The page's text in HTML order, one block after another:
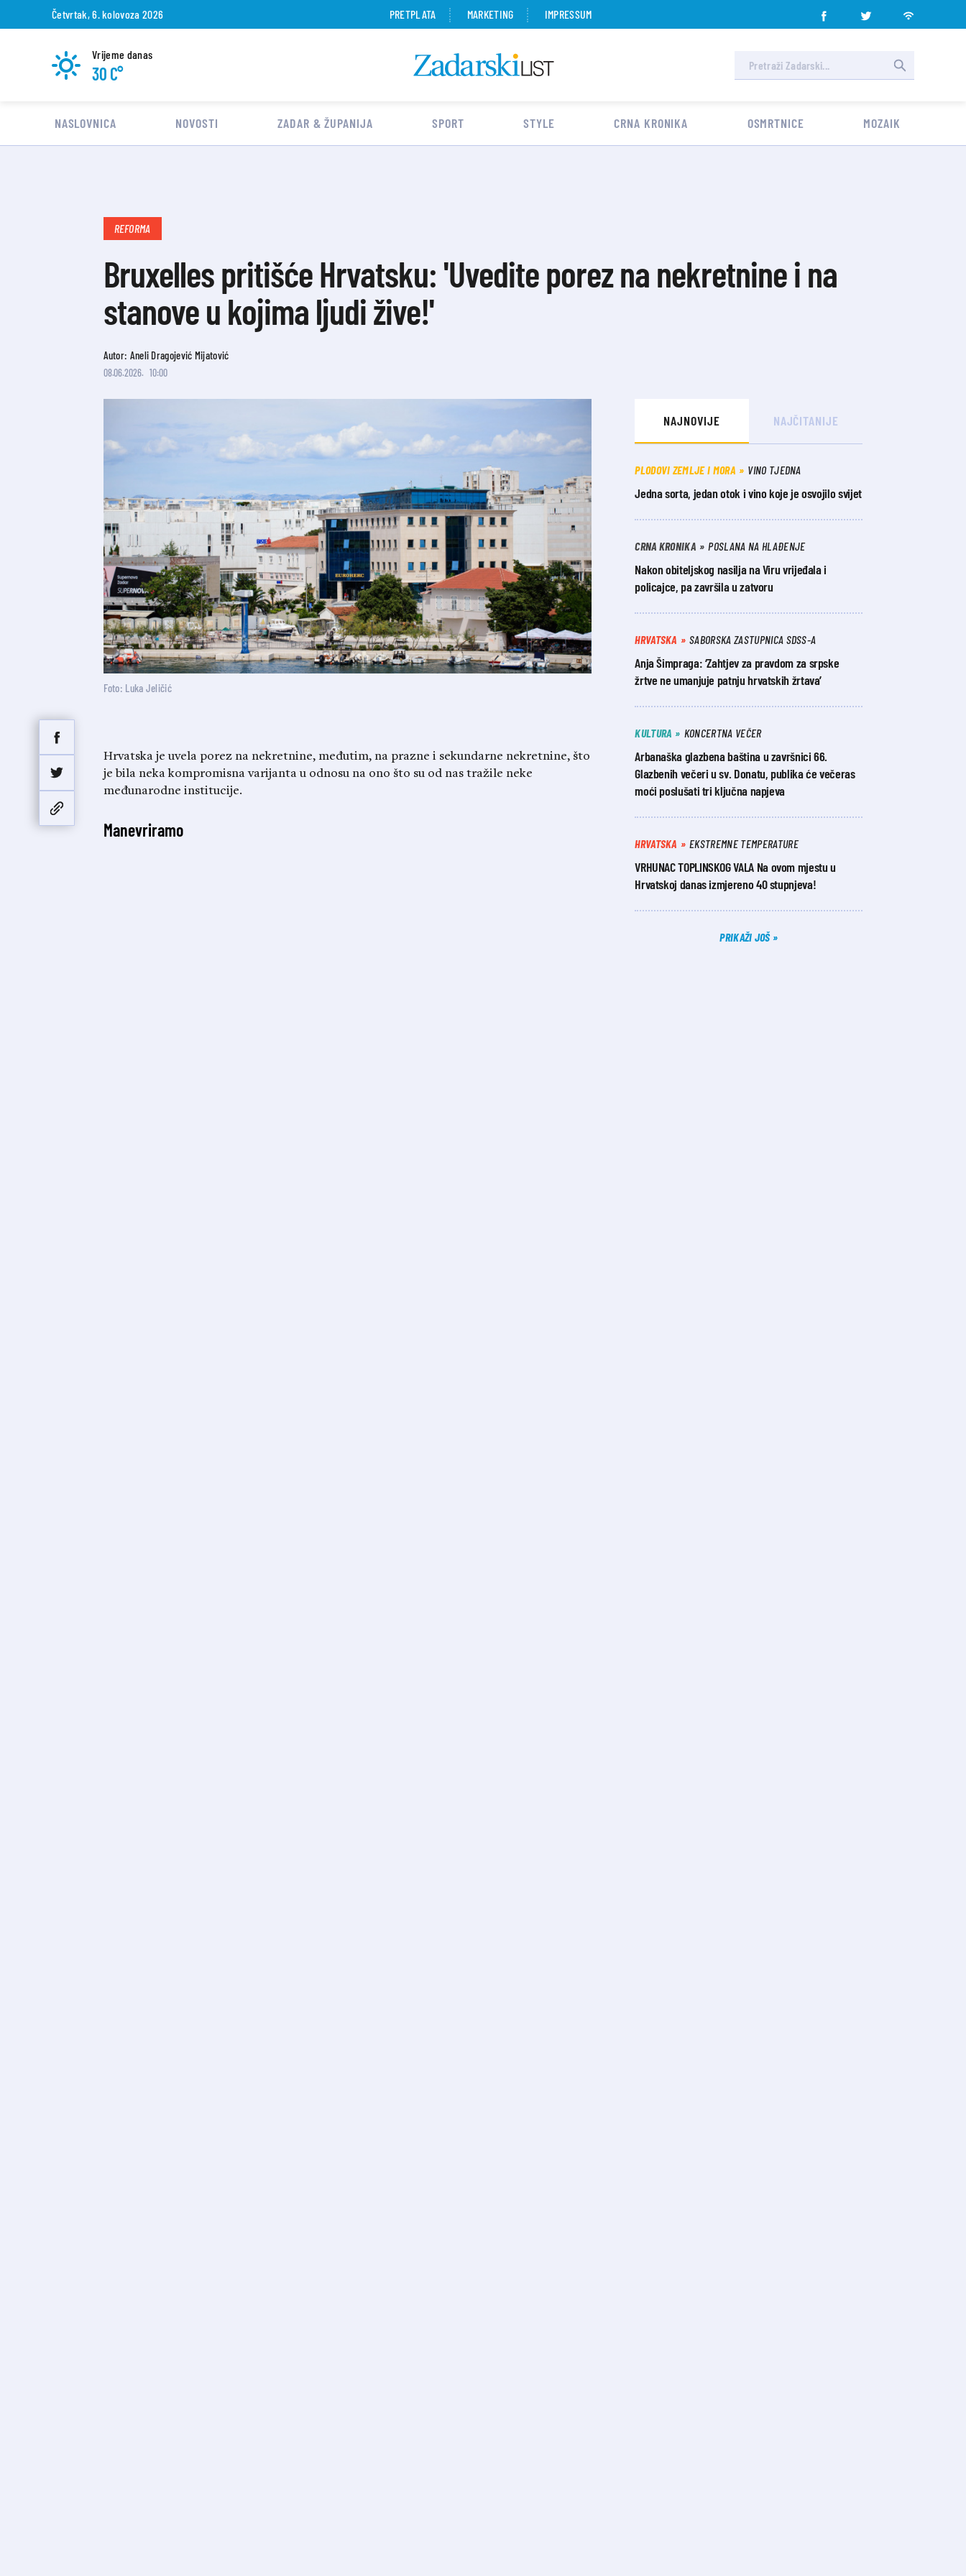
Četvrtak, 6. kolovoza 2026 PRETPLATA MARKETING IMPRESSUM
Vrijeme danas
30 C°
NASLOVNICA NOVOSTI ZADAR & ŽUPANIJA SPORT STYLE CRNA KRONIKA OSMRTNICE MOZAIK
REFORMA
Bruxelles pritišće Hrvatsku: 'Uvedite porez na nekretnine i na
stanove u kojima ljudi žive!'
Autor: Aneli Dragojević Mijatović
08.06.2026. 10:00
Foto: Luka Jeličić
Hrvatska je uvela porez na nekretnine, međutim, na prazne i sekundarne nekretnine, što
je bila neka kompromisna varijanta u odnosu na ono što su od nas tražile neke
međunarodne institucije.
Manevriramo
NAJNOVIJE NAJČITANIJE
PLODOVI ZEMLJE I MORA VINO TJEDNA
Jedna sorta, jedan otok i vino koje je osvojilo svijet
CRNA KRONIKA POSLANA NA HLAĐENJE
Nakon obiteljskog nasilja na Viru vrijeđala i
policajce, pa završila u zatvoru
HRVATSKA SABORSKA ZASTUPNICA SDSS-A
Anja Šimpraga: ‘Zahtjev za pravdom za srpske
žrtve ne umanjuje patnju hrvatskih žrtava’
KULTURA KONCERTNA VEČER
Arbanaška glazbena baština u završnici 66.
Glazbenih večeri u sv. Donatu, publika će večeras
moći poslušati tri ključna napjeva
HRVATSKA EKSTREMNE TEMPERATURE
VRHUNAC TOPLINSKOG VALA Na ovom mjestu u
Hrvatskoj danas izmjereno 40 stupnjeva!
PRIKAŽI JOŠ